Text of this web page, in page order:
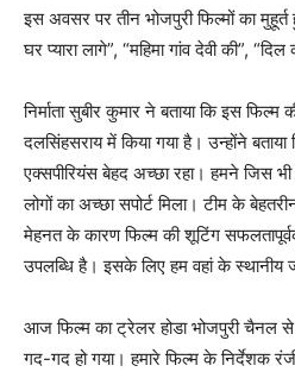
इस अवसर पर तीन भोजपुरी फिल्मों का
घर प्यारा लागे”, “महिमा गांव देवी की”,
निर्माता सुबीर कुमार ने बताया कि इस
दलसिंहसराय में किया गया है। उन्होंने बताया
एक्सपीरियंस बेहद अच्छा रहा। हमने जिस
लोगों का अच्छा सपोर्ट मिला। टीम के
मेहनत के कारण फिल्म की शूटिंग
उपलब्धि है। इसके लिए हम वहां के
आज फिल्म का ट्रेलर होडा भोजपुरी चैनल से
गद-गद हो गया। हमारे फिल्म के निर्देशक